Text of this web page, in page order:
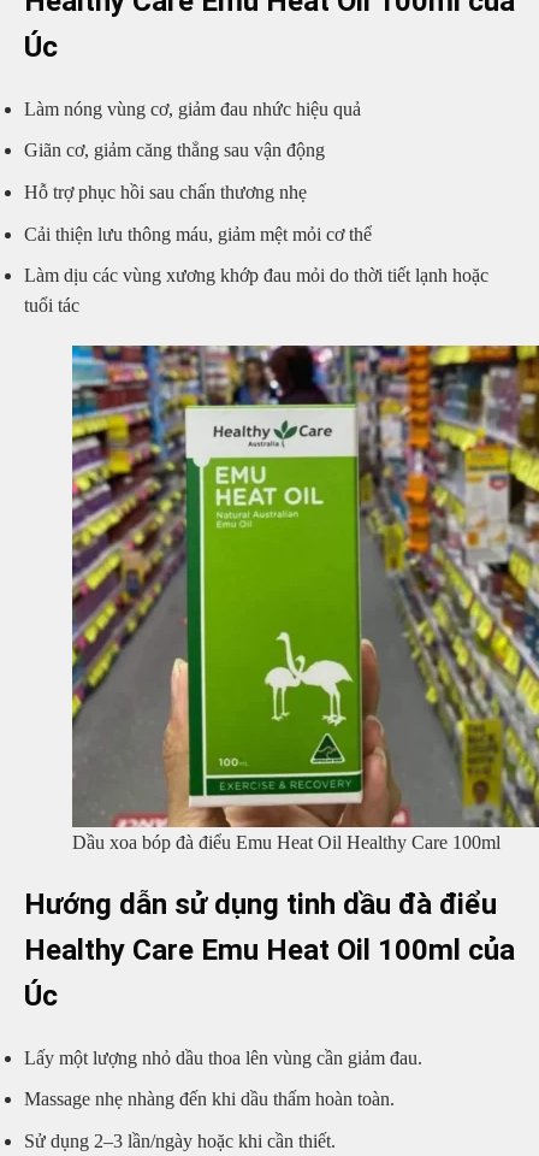
Úc
Làm nóng vùng cơ, giảm đau nhức hiệu quả
Giãn cơ, giảm căng thẳng sau vận động
Hỗ trợ phục hồi sau chấn thương nhẹ
Cải thiện lưu thông máu, giảm mệt mỏi cơ thể
Làm dịu các vùng xương khớp đau mỏi do thời tiết lạnh hoặc
tuổi tác
Dầu xoa bóp đà điểu Emu Heat Oil Healthy Care 100ml
Hướng dẫn sử dụng tinh dầu đà điểu
Healthy Care Emu Heat Oil 100ml của
Úc
Lấy một lượng nhỏ dầu thoa lên vùng cần giảm đau.
Massage nhẹ nhàng đến khi dầu thấm hoàn toàn.
Sử dụng 2–3 lần/ngày hoặc khi cần thiết.